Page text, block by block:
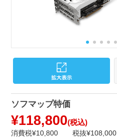
ソフマップ特価
¥118,800(税込)
消費税¥10,800 税抜¥108,000